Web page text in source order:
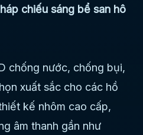
chiếu sáng bể san hô
chống nước, chống bụi,
xuất sắc cho các hồ
kế nhôm cao cấp,
âm thanh gần như